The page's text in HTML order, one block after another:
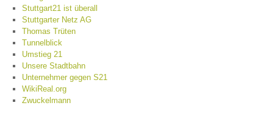
Stuttgart21 ist überall
Stuttgarter Netz AG
Thomas Trüten
Tunnelblick
Umstieg 21
Unsere Stadtbahn
Unternehmer gegen S21
WikiReal.org
Zwuckelmann